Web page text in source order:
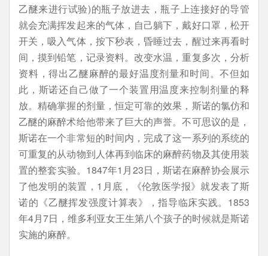
乙醚来进行试验)的瓶子放进去，瓶子上连接好的导管
就会充满挥发起来的气体，自己躺下，戴好口罩，松开
开关，吸入气体，按下秒表，昏睡过去，醒过来再看时
间，摸到铅笔，记录资料。改变水温，重复多次，分析
资料，得出乙醚麻醉的最好温度剂量和时间。不但如
此，斯诺还自己做了一个装置用温度来控制剂量的释
放。精确掌握的剂量，恒定可靠的效果，斯诺的氯仿和
乙醚的麻醉术给他带来了巨大的声誉。不可思议的是，
斯诺在一个非常短的时间内，完成了这一系列的系统的
可重复的从动物到人体再到临床的麻醉药物及其使用装
置的整套实验。1847年1月23日，斯诺在麻醉协会展示
了他发明的装置，1月底，《伦敦医学报》就发表了斯
诺的《乙醚挥发强度计算表》，指导临床实践。1853
年4月7日，维多利亚女王生第八个孩子的时候就是斯诺
实施的麻醉。